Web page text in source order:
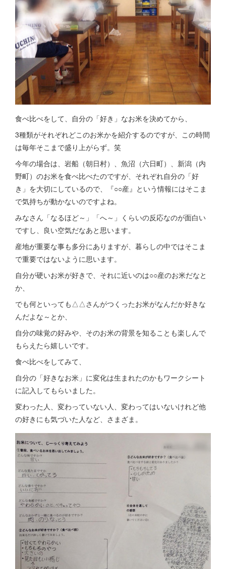
食べ比べをして、自分の「好き」なお米を決めてから、
3種類がそれぞれどこのお米かを紹介するのですが、この時間
は毎年そこまで盛り上がらず。笑
今年の場合は、岩船（朝日村）、魚沼（六日町）、新潟（内
野町）のお米を食べ比べたのですが、それぞれ自分の「好
き」を大切にしているので、『○○産』という情報にはそこま
で気持ちが動かないのですよね。
みなさん「なるほど～」「へ～」くらいの反応なのが面白い
ですし、良い空気だなあと思います。
産地が重要な事も多分にありますが、暮らしの中ではそこま
で重要ではないように思います。
自分が硬いお米が好きで、それに近いのは○○産のお米だなと
か、
でも何といっても△△さんがつくったお米がなんだか好きな
んだよな～とか、
自分の味覚の好みや、そのお米の背景を知ることも楽しんで
もらえたら嬉しいです。
食べ比べをしてみて、
自分の「好きなお米」に変化は生まれたのかもワークシート
に記入してもらいました。
変わった人、変わっていない人、変わってはいないけれど他
の好きにも気づいた人など、さまざま。